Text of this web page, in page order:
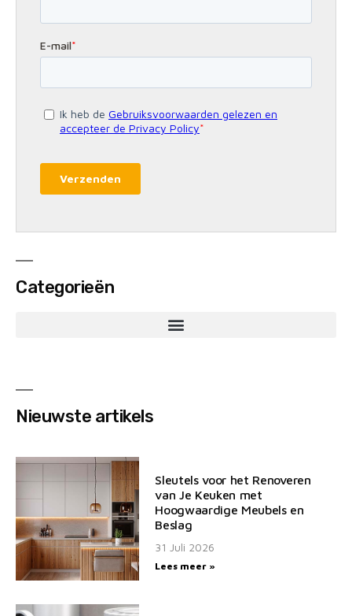
Categorieën
Nieuwste artikels
Sleutels voor het Renoveren
van Je Keuken met
Hoogwaardige Meubels en
Beslag
31 Juli 2026
Lees meer »